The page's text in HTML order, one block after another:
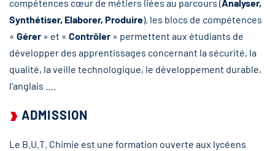
compétences cœur de métiers liées au parcours (Analyser,
Synthétiser, Elaborer, Produire), les blocs de compétences
« Gérer » et « Contrôler » permettent aux étudiants de
développer des apprentissages concernant la sécurité, la
qualité, la veille technologique, le développement durable,
l’anglais ….
ADMISSION
Le B.U.T. Chimie est une formation ouverte aux lycéens